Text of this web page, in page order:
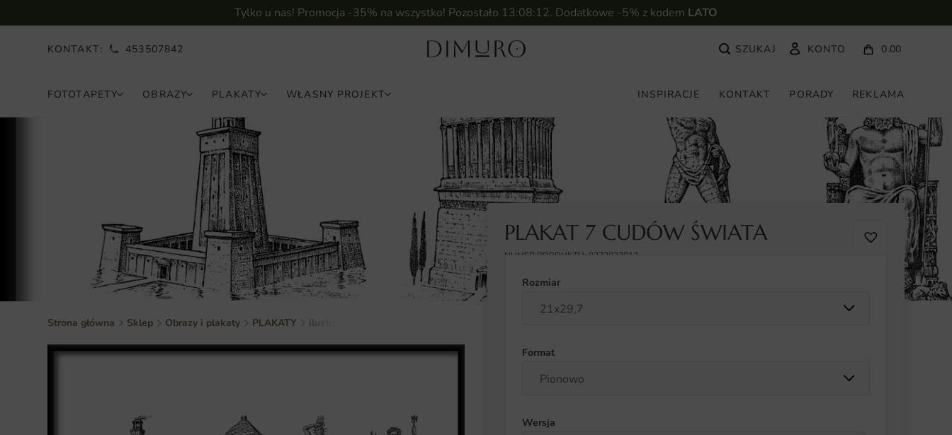
Tylko u nas! Promocja -35% na wszystko! Pozostało 13:08:11. Dodatkowe -5% z kodem LATO
KONTAKT: 453507842 KONTO 0.00
FOTOTAPETY OBRAZY PLAKATY WŁASNY PROJEKT INSPIRACJE KONTAKT PORADY REKLAMA
Strona główna Sklep Obrazy i plakaty PLAKATY ilustracja i abstrakcja
PLAKAT 7 CUDÓW ŚWIATA
NUMER PRODUKTU: 9272032012
Rozmiar
Format
Wersja